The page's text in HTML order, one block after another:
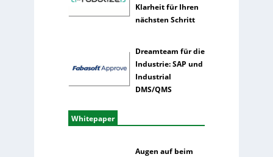
Klarheit für Ihren
nächsten Schritt
Dreamteam für die
Industrie: SAP und
Industrial
DMS/QMS
Whitepaper
Augen auf beim